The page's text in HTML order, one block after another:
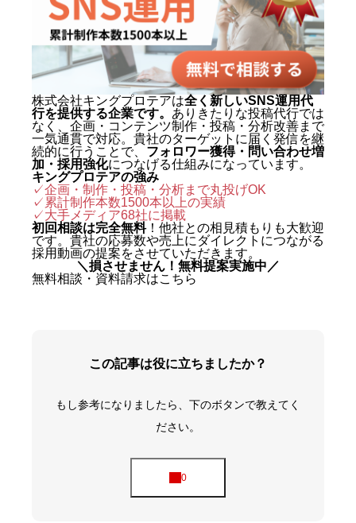
株式会社キングプロテアは全く新しいSNS運用代
行を提供する企業です。 ありきたりな投稿代行では
なく、企画・コンテンツ制作・投稿・分析改善まで
一気通貫で対応。貴社のターゲットに届く発信を継
続的に行うことで、 フォロワー獲得・問い合わせ増
加・採用強化につなげる仕組みになっています。
キングプロテアの強み
✓企画・制作・投稿・分析まで丸投げOK
✓累計制作本数1500本以上の実績
✓大手メディア68社に掲載
初回相談は完全無料！他社との相見積もりも大歓迎
です。貴社の応募数や売上にダイレクトにつながる
採用動画の提案をさせていただきます。
＼損させません！無料提案実施中／
無料相談・資料請求はこちら
この記事は役に立ちましたか？
もし参考になりましたら、下のボタンで教えてく
ださい。